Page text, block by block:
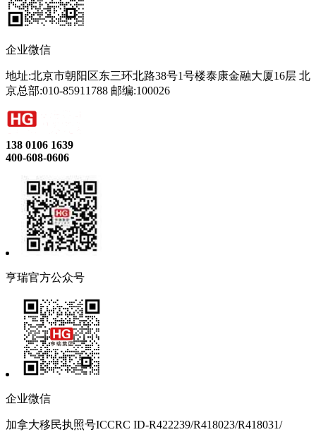
企业微信
地址:北京市朝阳区东三环北路38号1号楼泰康金融大厦16层 北
京总部:010-85911788 邮编:100026
138 0106 1639
400-608-0606
亨瑞官方公众号
企业微信
加拿大移民执照号ICCRC ID-R422239/R418023/R418031/